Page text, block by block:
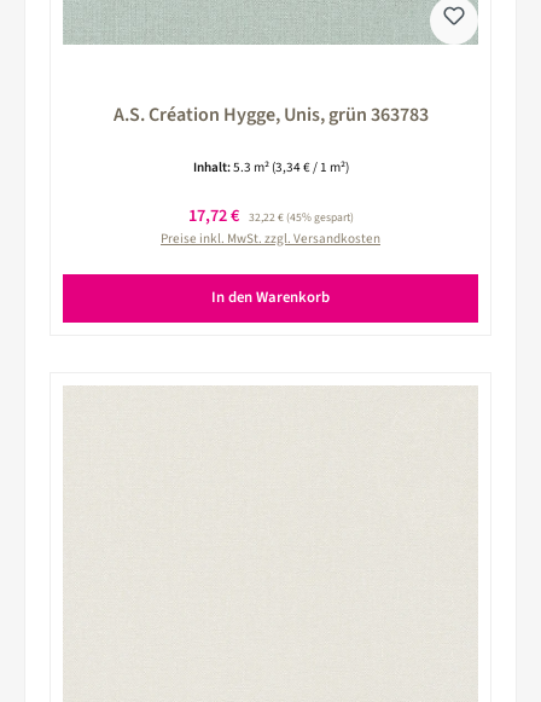
A.S. Création Hygge, Unis, grün 363783
Inhalt:5.3 m² (3,34 € / 1 m²)
Verkaufspreis:
17,72 € Regulärer Preis:
32,22 €(45% gespart)
Preise inkl. MwSt. zzgl. Versandkosten
In den Warenkorb